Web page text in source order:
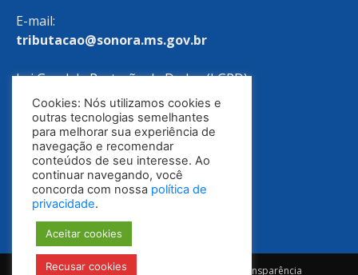
E-mail:
tributacao@sonora.ms.gov.br
Lei Geral de Proteção de Dados (LGPD)
Política de Privacidade
Notícias Ouvidoria Portal da Transparência
Cookies: Nós utilizamos cookies e
outras tecnologias semelhantes
para melhorar sua experiência de
navegação e recomendar
conteúdos de seu interesse. Ao
continuar navegando, você
concorda com nossa política de
privacidade.
Aceitar cookies
Recusar cookies